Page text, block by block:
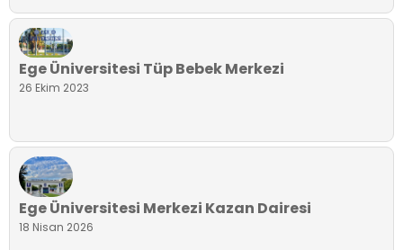
Ege Üniversitesi Tüp Bebek Merkezi
26 Ekim 2023
Ege Üniversitesi Merkezi Kazan Dairesi
18 Nisan 2026